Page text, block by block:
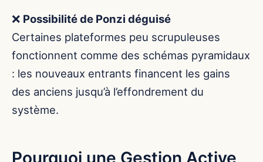
❌ Possibilité de Ponzi déguisé
Certaines plateformes peu scrupuleuses
fonctionnent comme des schémas pyramidaux
: les nouveaux entrants financent les gains
des anciens jusqu’à l’effondrement du
système.
Pourquoi une Gestion Active